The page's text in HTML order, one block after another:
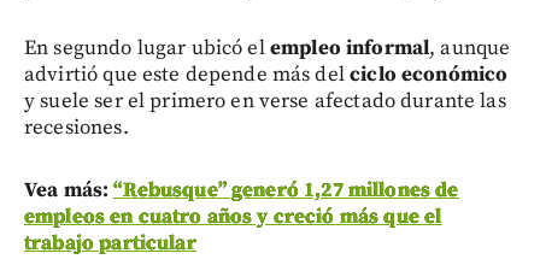
En segundo lugar ubicó elempleo informal, aunque
advirtió que este depende más delciclo económico
y suele ser el primero en verse afectado durante las
recesiones.
Vea más:“Rebusque” generó 1,27 millones de
empleos en cuatro años y creció más que el
trabajo particular